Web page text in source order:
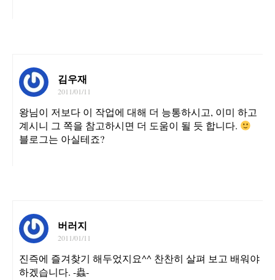
김우재
2011/01/11
왕님이 저보다 이 작업에 대해 더 능통하시고, 이미 하고
계시니 그 쪽을 참고하시면 더 도움이 될 듯 합니다.
블로그는 아실테죠?
버러지
2011/01/11
진즉에 즐겨찾기 해두었지요^^ 찬찬히 살펴 보고 배워야
하겠습니다. -蟲-